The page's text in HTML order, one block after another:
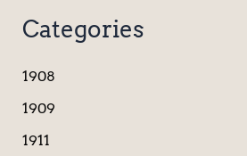
c
h
n
a
h
Categories
1908
1909
1911